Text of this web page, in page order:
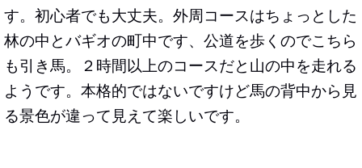
す。初心者でも大丈夫。外周コースはちょっとした
林の中とバギオの町中です、公道を歩くのでこちら
も引き馬。２時間以上のコースだと山の中を走れる
ようです。本格的ではないですけど馬の背中から見
る景色が違って見えて楽しいです。